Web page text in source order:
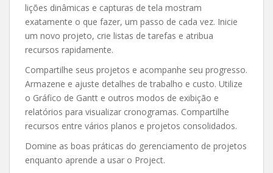
lições dinâmicas e capturas de tela mostram
exatamente o que fazer, um passo de cada vez. Inicie
um novo projeto, crie listas de tarefas e atribua
recursos rapidamente.
Compartilhe seus projetos e acompanhe seu progresso.
Armazene e ajuste detalhes de trabalho e custo. Utilize
o Gráfico de Gantt e outros modos de exibição e
relatórios para visualizar cronogramas. Compartilhe
recursos entre vários planos e projetos consolidados.
Domine as boas práticas do gerenciamento de projetos
enquanto aprende a usar o Project.